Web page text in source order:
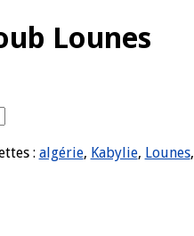
Lounes
: algérie, Kabylie, Lounes,